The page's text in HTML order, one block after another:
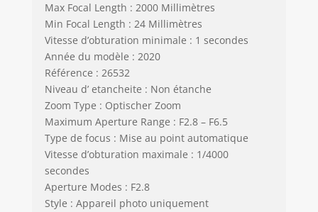
Max Focal Length : 2000 Millimètres
Min Focal Length : 24 Millimètres
Vitesse d’obturation minimale : 1 secondes
Année du modèle : 2020
Référence : 26532
Niveau d’ etancheite : Non étanche
Zoom Type : Optischer Zoom
Maximum Aperture Range : F2.8 – F6.5
Type de focus : Mise au point automatique
Vitesse d’obturation maximale : 1/4000
secondes
Aperture Modes : F2.8
Style : Appareil photo uniquement